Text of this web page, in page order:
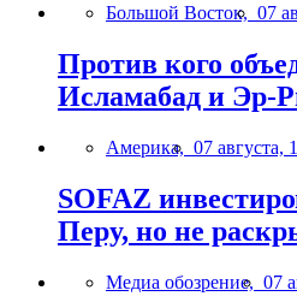
Большой Восток, 07
Против кого
Исламабад и Эр-
Америка, 07 августа,
SOFAZ
Перу, но не
Медиа обозрение, 07